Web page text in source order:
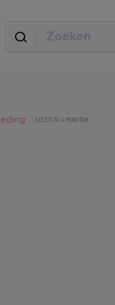
LEESTIJD: 4 MINUTEN